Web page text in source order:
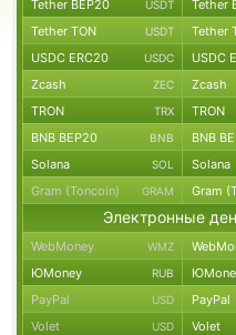
Tether BEP20 USDT Tether
Tether TON USDT Tether
USDC ERC20 USDC USDC
Zcash ZEC Zcash
TRON TRX TRON
BNB BEP20 BNB BNB
Solana SOL Solana
Gram (Toncoin) GRAM Gram
Электронные
WebMoney WMZ
ЮMoney RUB
PayPal USD PayPal
Volet USD Volet